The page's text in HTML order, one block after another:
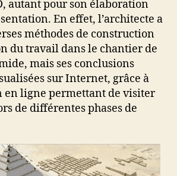
autant pour son élaboration
En effet, l’architecte a
méthodes de construction
du travail dans le chantier de
mais ses conclusions
sur Internet, grâce à
en ligne permettant de visiter
de différentes phases de